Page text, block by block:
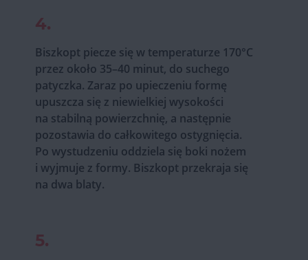
4.
Biszkopt piecze się w temperaturze 170°C
przez około 35–40 minut, do suchego
patyczka. Zaraz po upieczeniu formę
upuszcza się z niewielkiej wysokości
na stabilną powierzchnię, a następnie
pozostawia do całkowitego ostygnięcia.
Po wystudzeniu oddziela się boki nożem
i wyjmuje z formy. Biszkopt przekraja się
na dwa blaty.
5.